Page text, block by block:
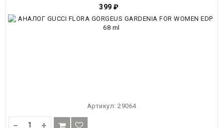
399 ₽
Артикул: 29064
− +